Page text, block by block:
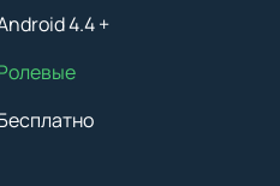
4.4 +
на устройство с Android, стоит
Мы всегда указываем минимальные